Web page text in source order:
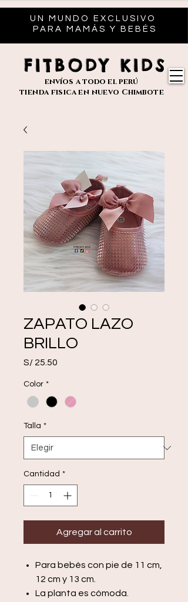
UN MUNDO EXCLUSIVO
PARA MAMÁS Y BEBÉS
FITBODY KIDS
envíos a todo el perú
tienda fisica en nuevo Chimbote
ZAPATO LAZO
BRILLO
S/ 25.50
Color *
Talla *
Cantidad *
Agregar al carrito
Para bebés con pie de 11 cm,
12 cm y 13 cm.
La planta es cómoda.